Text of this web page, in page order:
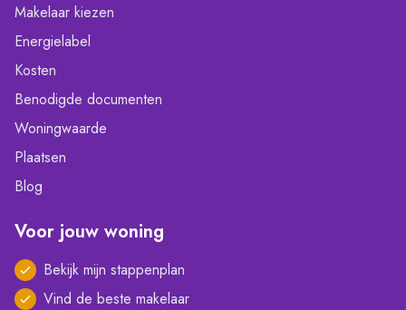
Makelaar kiezen
Energielabel
Kosten
Benodigde documenten
Woningwaarde
Plaatsen
Blog
Voor jouw woning
Bekijk mijn stappenplan
Vind de beste makelaar